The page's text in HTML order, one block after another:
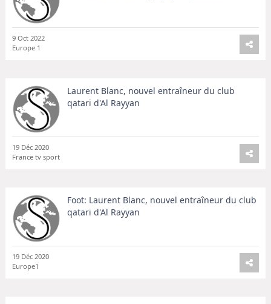
9 Oct 2022
Europe 1
Laurent Blanc, nouvel entraîneur du club
qatari d'Al Rayyan
19 Déc 2020
France tv sport
Foot: Laurent Blanc, nouvel entraîneur du club
qatari d'Al Rayyan
19 Déc 2020
Europe1